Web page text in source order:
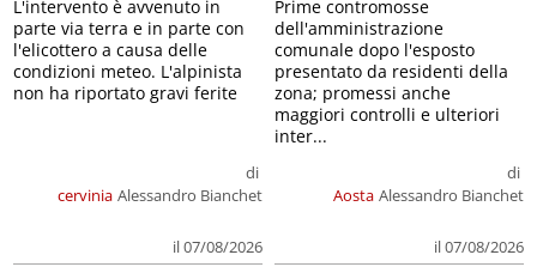
cervinia
di
Alessandro Bianchet
il 07/08/2026
L'intervento è avvenuto in
parte via terra e in parte con
l'elicottero a causa delle
condizioni meteo. L'alpinista
non ha riportato gravi ferite
Aosta
di
Alessandro Bianchet
il 07/08/2026
Prime contromosse
dell'amministrazione
comunale dopo l'esposto
presentato da residenti della
zona; promessi anche
maggiori controlli e ulteriori
inter...